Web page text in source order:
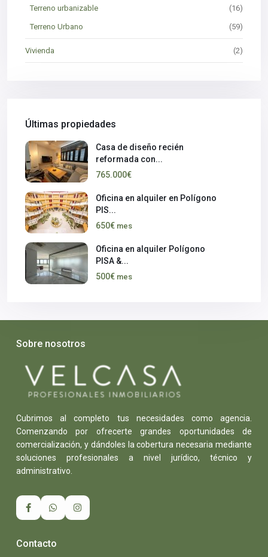
Terreno urbanizable (16)
Terreno Urbano (59)
Vivienda (2)
Últimas propiedades
Casa de diseño recién
reformada con...
765.000€
Oficina en alquiler en Polígono
PIS...
650€ mes
Oficina en alquiler Polígono
PISA &...
500€ mes
Sobre nosotros
Cubrimos al completo tus necesidades como agencia.
Comenzando por ofrecerte grandes oportunidades de
comercialización, y dándoles la cobertura necesaria mediante
soluciones profesionales a nivel jurídico, técnico y
administrativo.
Contacto